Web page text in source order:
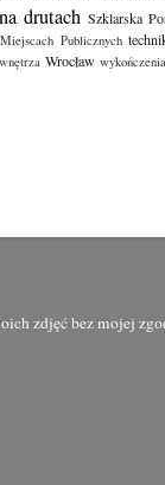
drutach Szklarska
Publicznych
wnętrza Wrocław wykończenia
zdjęć bez mojej